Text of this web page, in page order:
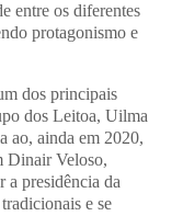
entre os diferentes
protagonismo e
dos principais
dos Leitoa, Uilma
ao, ainda em 2020,
Dinair Veloso,
a presidência da
e se